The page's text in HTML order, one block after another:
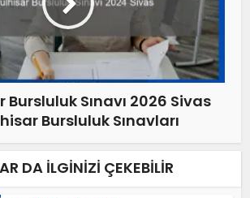
Sınavı 2026 Sivas
Bursluluk Sınavları
DA İLGINIZI ÇEKEBILIR